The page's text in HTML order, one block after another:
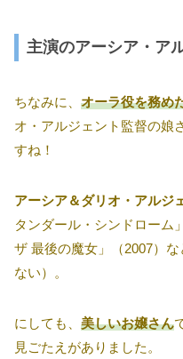
主演のアーシア・ア
ちなみに、 オーラ役を務め
オ・アルジェント監督の娘
すね！
アーシア＆ダリオ・アルジ
タンダール・シンドローム
ザ 最後の魔女」（2007）
ない）。
にしても、 美しいお嬢さん
見ごたえがありました。